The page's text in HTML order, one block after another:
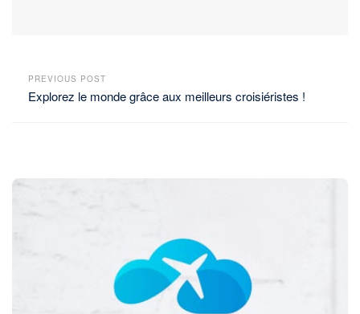
PREVIOUS POST
Explorez le monde grâce aux meilleurs croisiéristes !